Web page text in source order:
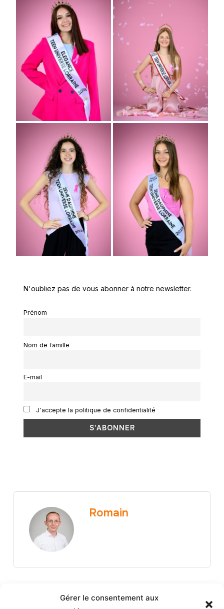
Gérer le consentement aux
N'oubliez pas de vous abonner à notre newsletter.
Prénom
Nom de famille
E-mail
J'accepte la politique de confidentialité
Romain